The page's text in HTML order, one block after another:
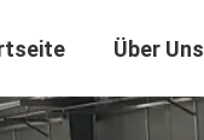
Über Uns